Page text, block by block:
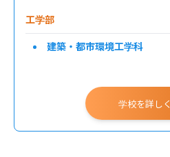
工学部
建築・都市環境工学科
学校を詳し